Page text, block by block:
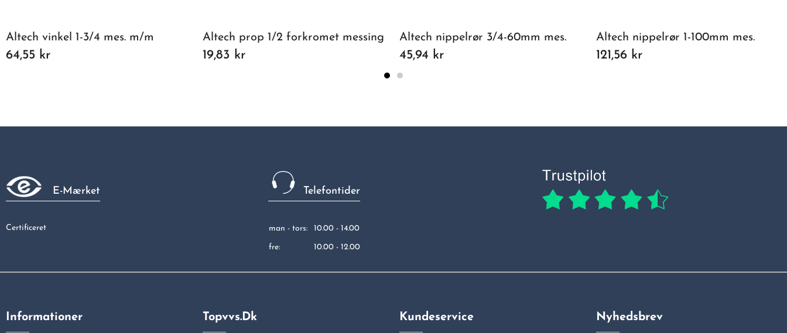
Altech vinkel 1-3/4 mes. m/m
64,55 kr
Altech prop 1/2 forkromet messing
19,83 kr
Altech nippelrør 3/4-60mm mes.
45,94 kr
Altech nippelrør 1-100mm mes.
121,56 kr
E-Mærket
Certificeret
Telefontider
man - tors: 10.00 - 14.00
fre: 10.00 - 12.00
Informationer Topvvs.dk Kundeservice Nyhedsbrev